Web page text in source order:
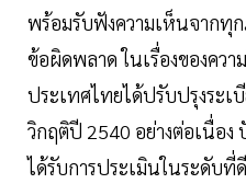
พร้อมรับฟังความเห็นจากทุ
ข้อผิดพลาด ในเรื่องของควา
ประเทศไทยได้ปรับปรุงระ
วิกฤติปี 2540 อย่างต่อเนื่อ
ได้รับการประเมินในระดับที่